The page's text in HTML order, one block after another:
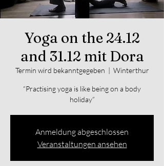
Yoga on the 24.12
and 31.12 mit Dora
Termin wird bekanntgegeben
  |
Winterthur
“Practising yoga is like being on a body
holiday”
Anmeldung abgeschlossen
Veranstaltungen ansehen